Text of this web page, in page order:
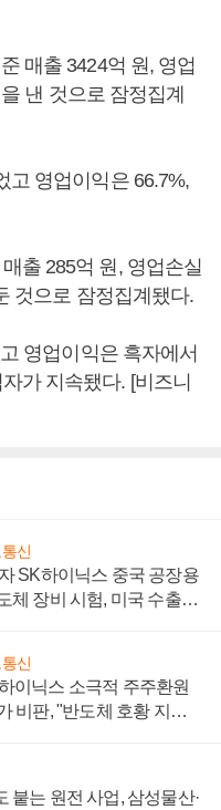
매출 3424억 원, 영업
낸 것으로 잠정집계
고 영업이익은 66.7%,
출 285억 원, 영업손실
것으로 잠정집계됐다.
영업이익은 흑자에서
가 지속됐다. [비즈니
신
SK하이닉스 중국 공장용
체 장비 시험, 미국 수출통
신
이닉스 소극적 주주환원
비판, "반도체 호황 지속
붙는 원전 사업, 삼성물산·